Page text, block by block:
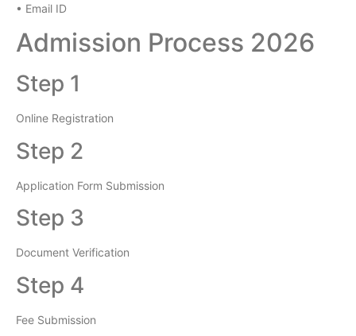
• Email ID
Admission Process 2026
Step 1
Online Registration
Step 2
Application Form Submission
Step 3
Document Verification
Step 4
Fee Submission